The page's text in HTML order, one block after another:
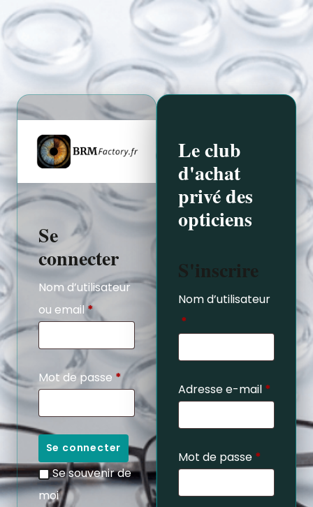
Se
connecter
Nom d’utilisateur
ou email*
Mot de passe *
Se connecter
Se souvenir de
moi
Le club
d'achat
privé des
opticiens
S'inscrire
Nom d’utilisateur
*
Adresse e-mail *
Mot de passe *